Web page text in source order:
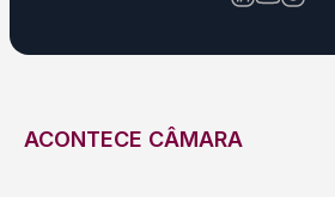
ACONTECE CÂMARA